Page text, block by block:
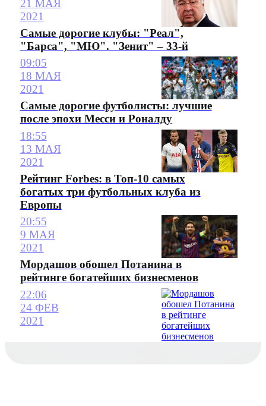
21 МАЯ
2021
Самые дорогие клубы: "Реал",
"Барса", "МЮ". "Зенит" – 33-й
09:05
18 МАЯ
2021
Самые дорогие футболисты: лучшие
после эпохи Месси и Роналду
18:55
13 МАЯ
2021
Рейтинг Forbes: в Топ-10 самых
богатых три футбольных клуба из
Европы
20:55
9 МАЯ
2021
Мордашов обошел Потанина в
рейтинге богатейших бизнесменов
22:06
24 ФЕВ
2021